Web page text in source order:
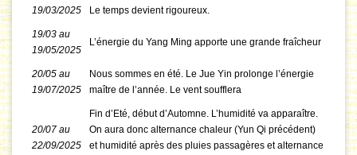
19/03/2025
Le temps devient rigoureux.
19/03 au
19/05/2025
L’énergie du Yang Ming apporte une grande fraîcheur
20/05 au
19/07/2025
Nous sommes en été. Le Jue Yin prolonge l’énergie
maître de l’année. Le vent soufflera
20/07 au
22/09/2025
Fin d’Eté, début d’Automne. L’humidité va apparaître.
On aura donc alternance chaleur (Yun Qi précédent)
et humidité après des pluies passagères et alternance